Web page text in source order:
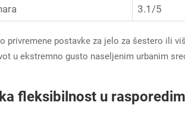
3.1/5
privremene postavke za jelo za šestero ili
u ekstremno gusto naseljenim urbanim
fleksibilnost u